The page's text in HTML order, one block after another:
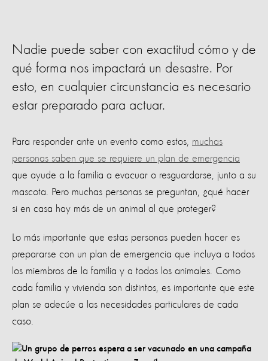
Nadie puede saber con exactitud cómo y de
qué forma nos impactará un desastre. Por
esto, en cualquier circunstancia es necesario
estar preparado para actuar.
Para responder ante un evento como estos, muchas
personas saben que se requiere un plan de emergencia
que ayude a la familia a evacuar o resguardarse, junto a su
mascota. Pero muchas personas se preguntan, ¿qué hacer
si en casa hay más de un animal al que proteger?
Lo más importante que estas personas pueden hacer es
prepararse con un plan de emergencia que incluya a todos
los miembros de la familia y a todos los animales. Como
cada familia y vivienda son distintos, es importante que este
plan se adecúe a las necesidades particulares de cada
caso.